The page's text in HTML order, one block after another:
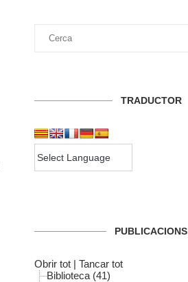
TRADUCTOR
PUBLICACIONS
Obrir tot | Tancar tot
Biblioteca (41)